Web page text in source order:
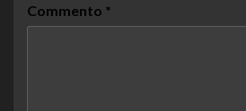
Commento *